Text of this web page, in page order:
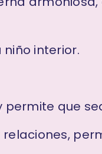
interior.
permite que